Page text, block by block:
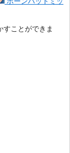
すことができま